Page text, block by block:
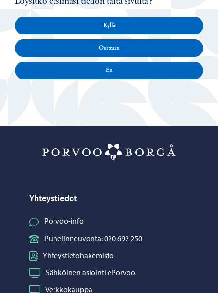
Kyllä
Osittain
En
Yhteystiedot
Porvoo-info
Puhelinneuvonta: 020 692 250
Yhteystietohakemisto
Sähköinen asiointi ePorvoo
Verkkokauppa